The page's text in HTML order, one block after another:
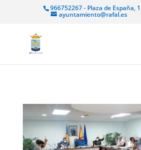
966752267 - Plaza de España,
ayuntamiento@rafal.es